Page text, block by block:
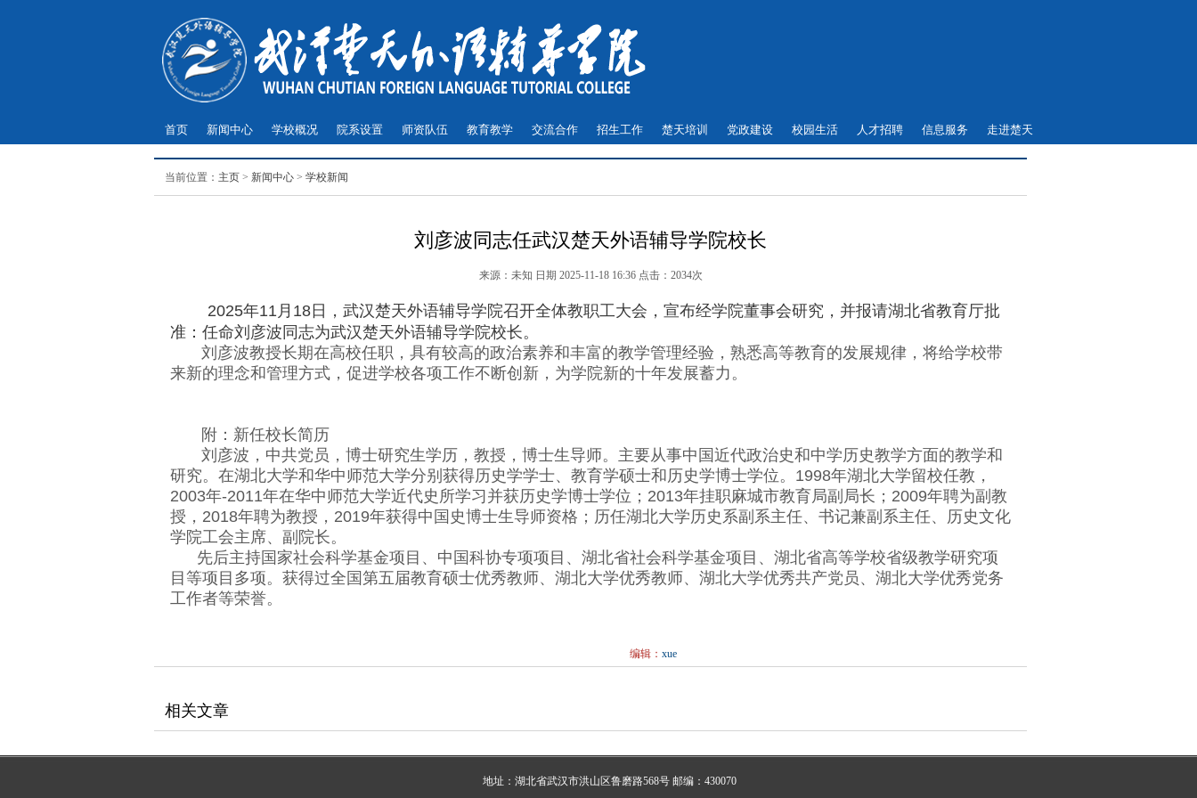
首页 新闻中心 学校概况 院系设置 师资队伍 教育教学 交流合作 招生工作 楚天培训 党政建设 校园生活 人才招聘 信息服务 走进楚天
当前位置： 主页 > 新闻中心 > 学校新闻
刘彦波同志任武汉楚天外语辅导学院校长
来源：未知 日期 2025-11-18 16:36 点击： 2034次
2025年11月18日 ， 武汉楚天外语辅导学院召开全体教职工大会，宣布经学院董事会研究，并报请湖北省教育厅批
准：任命刘彦波同志为武汉楚天外语辅导学院校长。
刘彦波教授长期在高校任职，具有较高的政治素养和丰富的教学管理经验，熟悉高等教育的发展规律，将给学校带
来新的理念和管理方式， 促进学校各项工作不断创新， 为学院新的十年发展蓄力。
附：新任校长简历
刘彦波，中共党员，博士研究生学历，教授，博士生导师。主要从事中国近代政治史和中学历史教学方面的教学和
研究。在湖北大学和华中师范大学分别获得历史学学士、教育学硕士和历史学博士学位。1998年湖北大学留校任教，
2003年-2011年在华中师范大学近代史所学习并获历史学博士学位；2013年挂职麻城市教育局副局长；2009年聘为副教
授，2018年聘为教授，2019年获得中国史博士生导师资格；历任湖北大学历史系副系主任、书记兼副系主任、历史文化
学院工会主席、副院长。
先后主持国家社会科学基金项目、中国科协专项项目、湖北省社会科学基金项目、湖北省高等学校省级教学研究项
目等项目多项。获得过全国第五届教育硕士优秀教师、湖北大学优秀教师、湖北大学优秀共产党员、湖北大学优秀党务
工作者等荣誉。
编辑： xue
相关文章
地址：湖北省武汉市洪山区鲁磨路568号 邮编：430070